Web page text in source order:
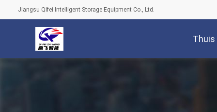
Jiangsu Qifei Intelligent Storage Equipment Co., Ltd.
Thuis